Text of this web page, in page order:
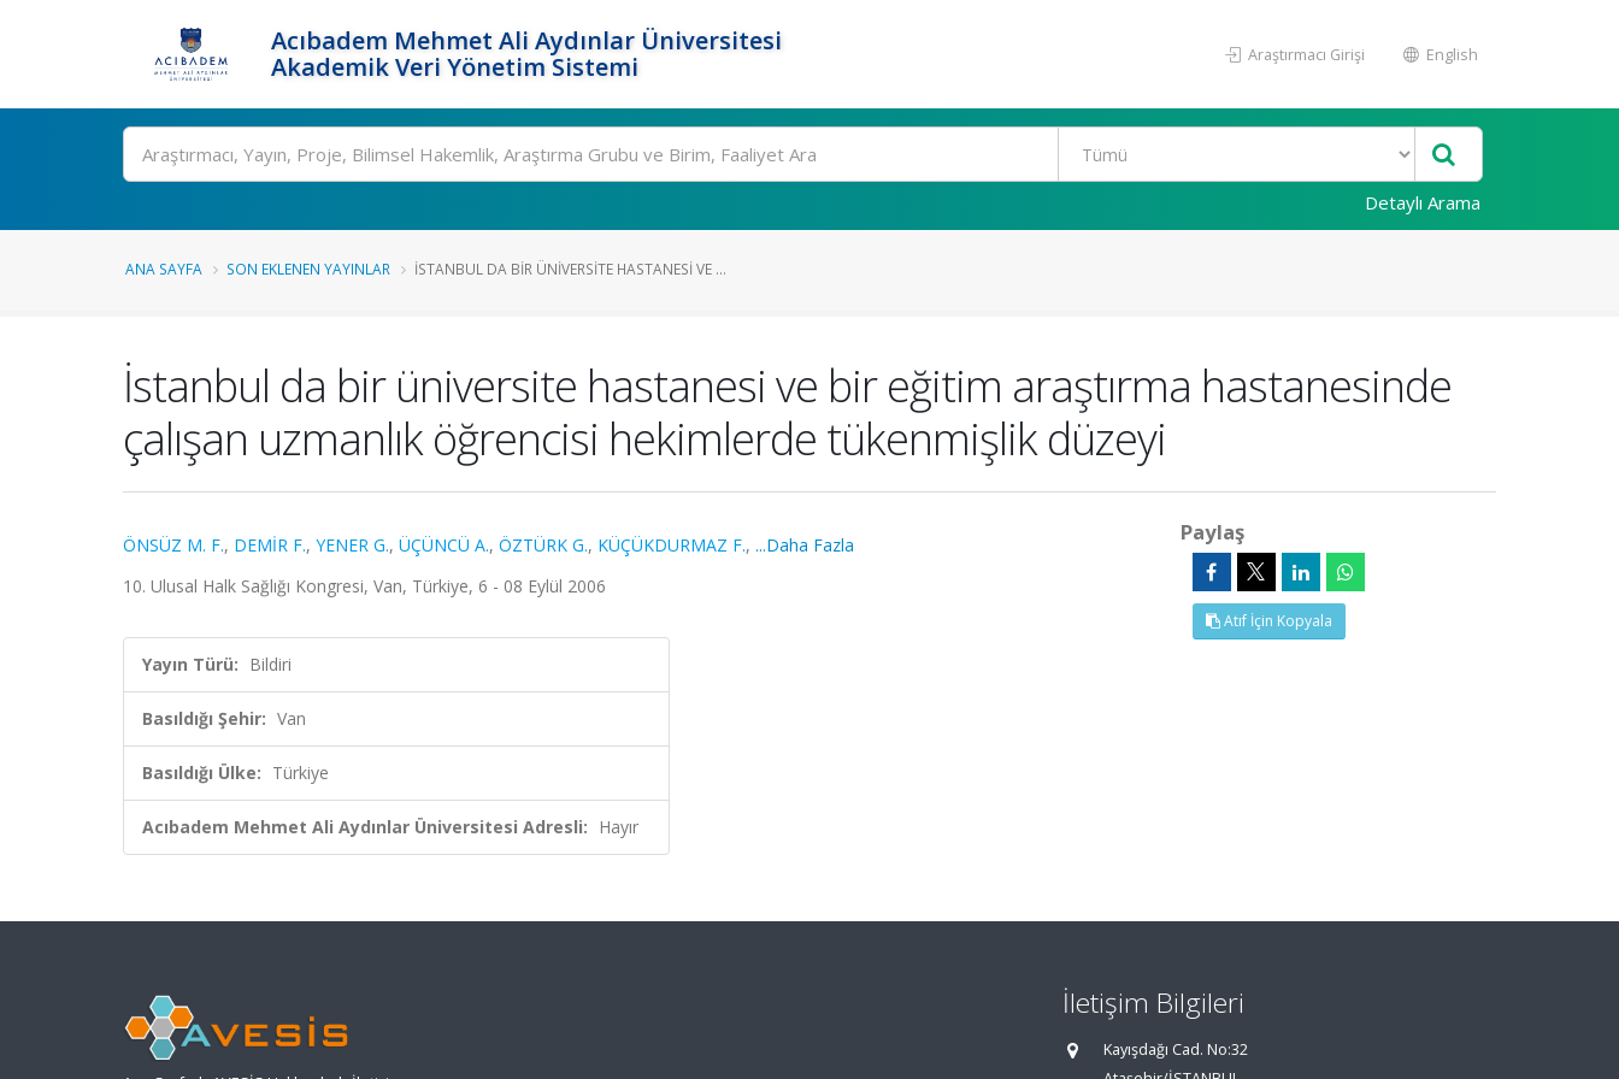
Acıbadem Mehmet Ali Aydınlar Üniversitesi
Akademik Veri Yönetim Sistemi
Araştırmacı Girişi English
Ara
Detaylı Arama
ANA SAYFA SON EKLENEN YAYINLAR İSTANBUL DA BIR ÜNIVERSITE HASTANESI VE ...
İstanbul da bir üniversite hastanesi ve bir eğitim araştırma hastanesinde
çalışan uzmanlık öğrencisi hekimlerde tükenmişlik düzeyi
ÖNSÜZ M. F., DEMİR F., YENER G., ÜÇÜNCÜ A., ÖZTÜRK G., KÜÇÜKDURMAZ F., ...Daha Fazla
10. Ulusal Halk Sağlığı Kongresi, Van, Türkiye, 6 - 08 Eylül 2006
Yayın Türü: Bildiri
Basıldığı Şehir: Van
Basıldığı Ülke: Türkiye
Acıbadem Mehmet Ali Aydınlar Üniversitesi Adresli: Hayır
Paylaş
Atıf İçin Kopyala
İletişim Bilgileri
Kayışdağı Cad. No:32